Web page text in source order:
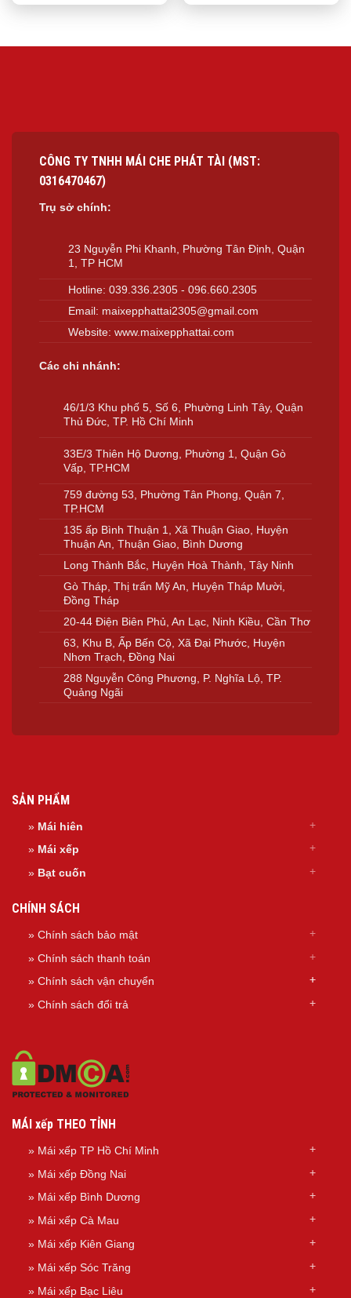
CÔNG TY TNHH MÁI CHE PHÁT TÀI (MST:
0316470467)
Trụ sở chính:
23 Nguyễn Phi Khanh, Phường Tân Định, Quận
1, TP HCM
Hotline:039.336.2305 -096.660.2305
Email: maixepphattai2305@gmail.com
Website:www.maixepphattai.com
Các chi nhánh:
46/1/3 Khu phố 5, Số 6, Phường Linh Tây, Quận
Thủ Đức, TP. Hồ Chí Minh
33E/3 Thiên Hộ Dương, Phường 1, Quận Gò
Vấp, TP.HCM
759 đường 53, Phường Tân Phong, Quận 7,
TP.HCM
135 ấp Bình Thuận 1, Xã Thuận Giao, Huyện
Thuận An, Thuận Giao, Bình Dương
Long Thành Bắc, Huyện Hoà Thành, Tây Ninh
Gò Tháp, Thị trấn Mỹ An, Huyện Tháp Mười,
Đồng Tháp
20-44 Điện Biên Phủ, An Lạc, Ninh Kiều, Cần Thơ
63, Khu B, Ấp Bến Cộ, Xã Đại Phước, Huyện
Nhơn Trạch, Đồng Nai
288 Nguyễn Công Phương, P. Nghĩa Lộ, TP.
Quảng Ngãi
SẢN PHẨM
» Mái hiên
» Mái xếp
» Bạt cuốn
CHÍNH SÁCH
» Chính sách bảo mật
» Chính sách thanh toán
» Chính sách vận chuyển
» Chính sách đổi trả
MÁI xếp THEO TỈNH
» Mái xếp TP Hồ Chí Minh
» Mái xếp Đồng Nai
» Mái xếp Bình Dương
» Mái xếp Cà Mau
» Mái xếp Kiên Giang
» Mái xếp Sóc Trăng
» Mái xếp Bạc Liêu